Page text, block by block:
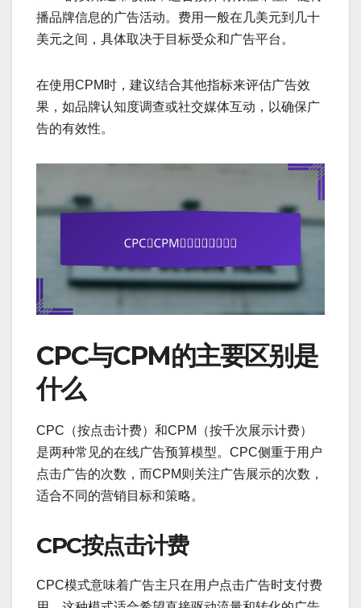
播品牌信息的广告活动。费用一般在几美元到几十
美元之间，具体取决于目标受众和广告平台。
在使用CPM时，建议结合其他指标来评估广告效
果，如品牌认知度调查或社交媒体互动，以确保广
告的有效性。
CPC与CPM的主要区别是
什么
CPC（按点击计费）和CPM（按千次展示计费）
是两种常见的在线广告预算模型。CPC侧重于用户
点击广告的次数，而CPM则关注广告展示的次数，
适合不同的营销目标和策略。
CPC按点击计费
CPC模式意味着广告主只在用户点击广告时支付费